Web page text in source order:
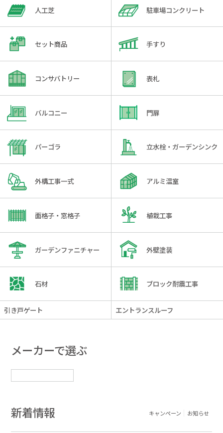
人工芝 駐車場コンクリート
セット商品 手すり
コンサバトリー 表札
バルコニー 門扉
パーゴラ 立水栓・ガーデンシンク
外構工事一式 アルミ温室
面格子・窓格子 植栽工事
ガーデンファニチャー 外壁塗装
石材 ブロック耐震工事
引き戸ゲート エントランスルーフ
メーカーで選ぶ
新着情報 キャンペーン お知らせ